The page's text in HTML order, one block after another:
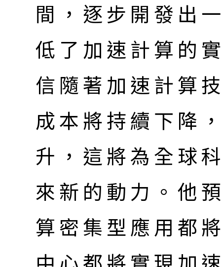
間，逐步開發出
低了加速計算的
信隨著加速計算
成本將持續下降
升，這將為全球
來新的動力。他
算密集型應用都